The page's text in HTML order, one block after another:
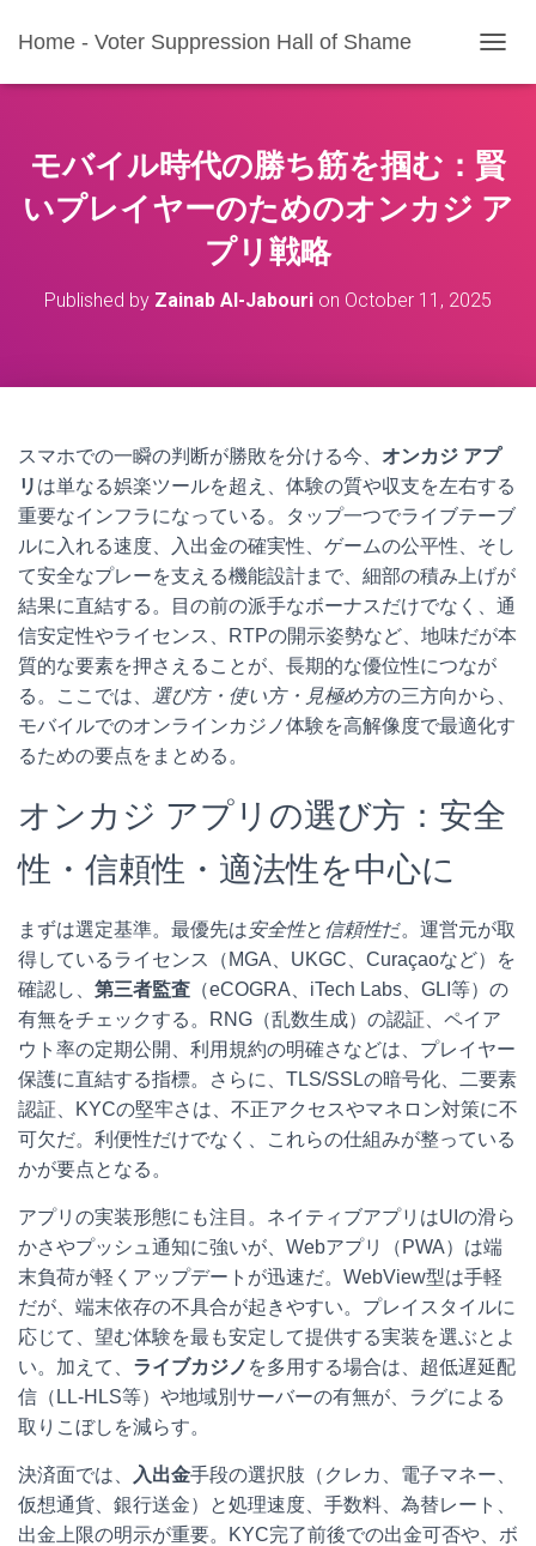
Home - Voter Suppression Hall of Shame
O
L
E
N
A
モバイル時代の勝ち筋を掴む：賢
いプレイヤーのためのオンカジ ア
プリ戦略
Published by Zainab Al-Jabouri on October 11, 2025
スマホでの一瞬の判断が勝敗を分ける今、 オンカジ アプ
リ は単なる娯楽ツールを超え、体験の質や収支を左右する
重要なインフラになっている。タップ一つでライブテーブ
ルに入れる速度、入出金の確実性、ゲームの公平性、そし
て安全なプレーを支える機能設計まで、細部の積み上げが
結果に直結する。目の前の派手なボーナスだけでなく、通
信安定性やライセンス、RTPの開示姿勢など、地味だが本
質的な要素を押さえることが、長期的な優位性につなが
る。ここでは、
選び方・使い方・見極め方の三方向から、
モバイルでのオンラインカジノ体験を高解像度で最適化す
るための要点をまとめる。
オンカジ アプリの選び方：安全
性・信頼性・適法性を中心に
まずは選定基準。最優先は安全性と 信頼性だ。運営元が取
得しているライセンス（MGA、UKGC、Curaçaoなど）を
確認し、 第三者監査 （eCOGRA、iTech Labs、GLI等）の
有無をチェックする。RNG（乱数生成）の認証、ペイア
ウト率の定期公開、利用規約の明確さなどは、プレイヤー
保護に直結する指標。さらに、TLS/SSLの暗号化、二要素
認証、KYCの堅牢さは、不正アクセスやマネロン対策に不
可欠だ。利便性だけでなく、これらの仕組みが整っている
かが要点となる。
アプリの実装形態にも注目。ネイティブアプリはUIの滑ら
かさやプッシュ通知に強いが、Webアプリ（PWA）は端
末負荷が軽くアップデートが迅速だ。WebView型は手軽
だが、端末依存の不具合が起きやすい。プレイスタイルに
応じて、望む体験を最も安定して提供する実装を選ぶとよ
い。加えて、 ライブカジノ を多用する場合は、超低遅延配
信（LL-HLS等）や地域別サーバーの有無が、ラグによる
取りこぼしを減らす。
決済面では、 入出金手段の選択肢（クレカ、電子マネー、
仮想通貨、銀行送金）と処理速度、手数料、為替レート、
出金上限の明示が重要。KYC完了前後での出金可否や、ボ